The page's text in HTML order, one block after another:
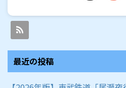
最近の投稿